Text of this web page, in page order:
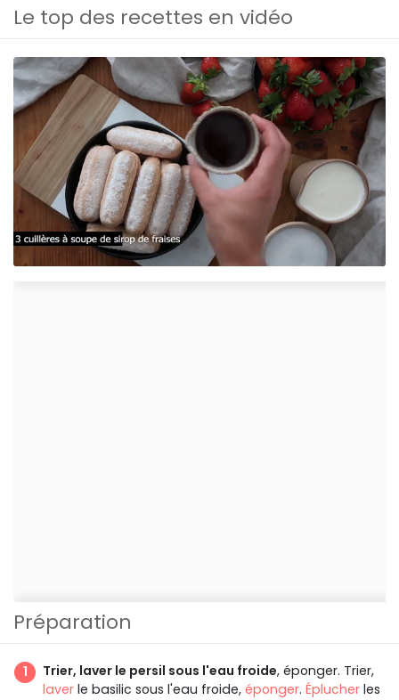
Le top des recettes en vidéo
Préparation
Trier, laver le persil sous l'eau froide, éponger. Trier,
laver le basilic sous l'eau froide, éponger. Éplucher les